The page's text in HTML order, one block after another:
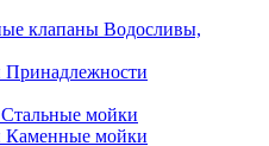
Водосливы,
Принадлежности
Стальные мойки
Каменные мойки